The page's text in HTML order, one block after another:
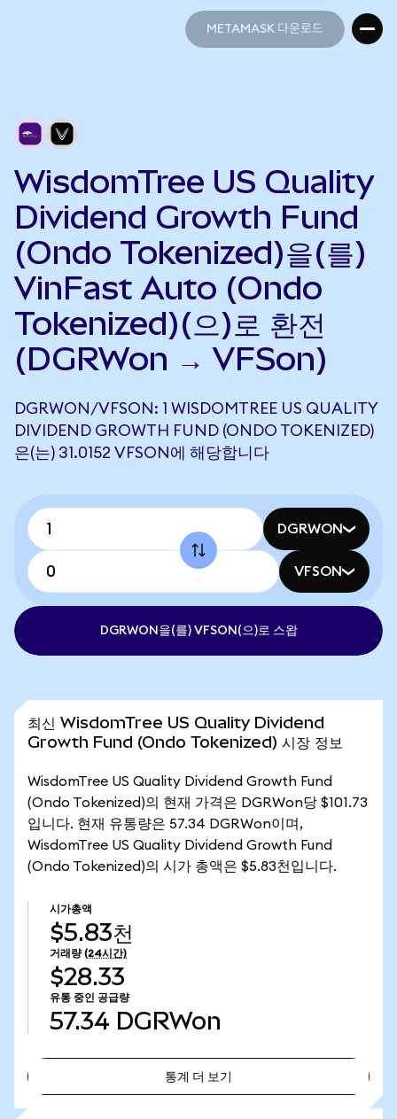
METAMASK 다운로드
WisdomTree US Quality
Dividend Growth Fund
(Ondo Tokenized)을(를)
VinFast Auto (Ondo
Tokenized)(으)로 환전
(DGRWon → VFSon)
DGRWON/VFSON: 1 WISDOMTREE US QUALITY
DIVIDEND GROWTH FUND (ONDO TOKENIZED)
은(는) 31.0152 VFSON에 해당합니다
DGRWON
VFSON
DGRWON을(를) VFSON(으)로 스왑
최신 WisdomTree US Quality Dividend
Growth Fund (Ondo Tokenized) 시장 정보
WisdomTree US Quality Dividend Growth Fund
(Ondo Tokenized)의 현재 가격은 DGRWon당 $101.73
입니다. 현재 유통량은 57.34 DGRWon이며,
WisdomTree US Quality Dividend Growth Fund
(Ondo Tokenized)의 시가 총액은 $5.83천입니다.
시가총액
$5.83천
거래량 (24시간)
$28.33
유통 중인 공급량
57.34 DGRWon
통계 더 보기